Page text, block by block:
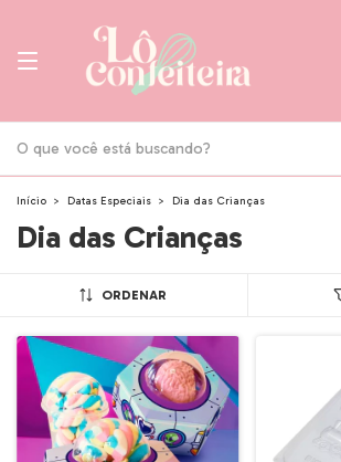
Início > Datas Especiais > Dia das Crianças
Dia das Crianças
ORDENAR